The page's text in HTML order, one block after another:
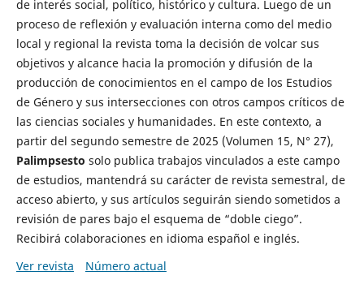
de interés social, político, histórico y cultura. Luego de un
proceso de reflexión y evaluación interna como del medio
local y regional la revista toma la decisión de volcar sus
objetivos y alcance hacia la promoción y difusión de la
producción de conocimientos en el campo de los Estudios
de Género y sus intersecciones con otros campos críticos de
las ciencias sociales y humanidades. En este contexto, a
partir del segundo semestre de 2025 (Volumen 15, N° 27),
Palimpsesto solo publica trabajos vinculados a este campo
de estudios, mantendrá su carácter de revista semestral, de
acceso abierto, y sus artículos seguirán siendo sometidos a
revisión de pares bajo el esquema de “doble ciego”.
Recibirá colaboraciones en idioma español e inglés.
Ver revista
Número actual